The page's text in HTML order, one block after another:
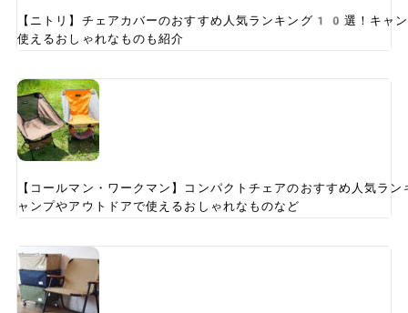
【ニトリ】チェアカバーのおすすめ人気ランキング10選！キャ
使えるおしゃれなものも紹介
【コールマン・ワークマン】コンパクトチェアのおすすめ人気
ャンプやアウトドアで使えるおしゃれなものなど